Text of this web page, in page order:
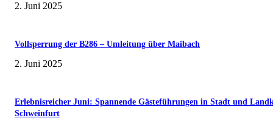
2. Juni 2025
Vollsperrung der B286 – Umleitung über Maibach
2. Juni 2025
Erlebnisreicher Juni: Spannende Gästeführungen in Stadt und
Schweinfurt